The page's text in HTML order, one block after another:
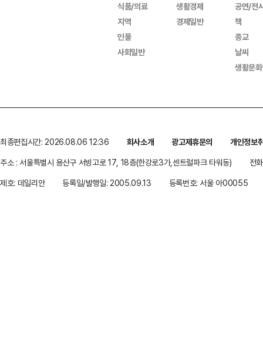
식품/의료
지역
인물
사회일반
생활경제
경제일반
공연/전
책
종교
날씨
생활문
최종편집시간: 2026.08.06 12:36 회사소개 광고제휴문의
개인정보
주소 : 서울특별시 용산구 서빙고로 17, 18층(한강로3가,센트럴파크 타워동)
전
제호: 데일리안
등록일/발행일: 2005.09.13 등록번호: 서울 아00055